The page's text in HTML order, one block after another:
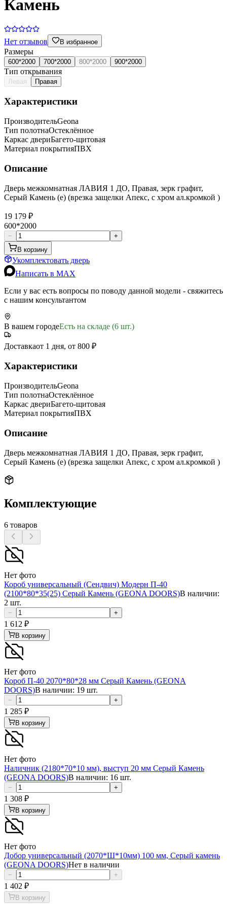
Камень
Нет отзывов В избранное
Размеры
600*2000 700*2000 800*2000 900*2000
Тип открывания
Левая Правая
Характеристики
ПроизводительGeona
Тип полотнаОстеклённое
Каркас двериБагето-щитовая
Материал покрытияПВХ
Описание
Дверь межкомнатная ЛАВИЯ 1 ДО, Правая, зерк графит,
Серый Камень (е) (врезка защелки Апекс, с хром ал.кромкой )
19 179 ₽
600*2000
−
+
В корзину
Укомплектовать дверь
Написать в MAX
Если у вас есть вопросы по поводу данной модели - свяжитесь
с нашим консультантом
В вашем городеЕсть на складе (6 шт.)
Доставкаот 1 дня, от 800 ₽
Характеристики
ПроизводительGeona
Тип полотнаОстеклённое
Каркас двериБагето-щитовая
Материал покрытияПВХ
Описание
Дверь межкомнатная ЛАВИЯ 1 ДО, Правая, зерк графит,
Серый Камень (е) (врезка защелки Апекс, с хром ал.кромкой )
Комплектующие
6 товаров
Нет фото
Короб универсальный (Сендвич) Модерн П-40
(2100*80*35(25) Серый Камень (GEONA DOORS)В наличии:
2 шт.
− +
1 612 ₽
В корзину
Нет фото
Короб П-40 2070*80*28 мм Серый Камень (GEONA
DOORS)В наличии: 19 шт.
− +
1 285 ₽
В корзину
Нет фото
Наличник (2180*70*10 мм), выступ 20 мм Серый Камень
(GEONA DOORS)В наличии: 16 шт.
− +
1 308 ₽
В корзину
Нет фото
Добор универсальный (2070*Ш*10мм) 100 мм, Серый камень
(GEONA DOORS)Нет в наличии
− +
1 402 ₽
В корзину